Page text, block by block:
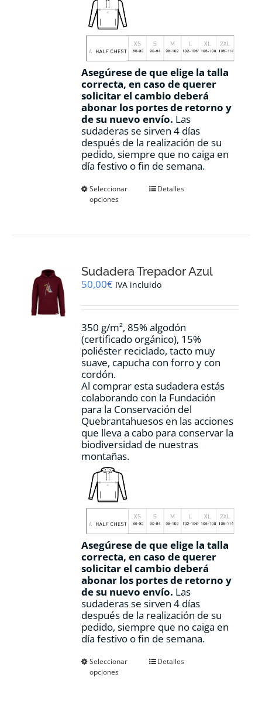
Asegúrese de que elige la talla
correcta, en caso de querer
solicitar el cambio deberá
abonar los portes de retorno y
de su nuevo envío. Las
sudaderas se sirven 4 días
después de la realización de su
pedido, siempre que no caiga en
día festivo o fin de semana.
Seleccionar
opciones
Este
se
pueden
en
página
de
producto
Detalles
Sudadera Trepador Azul
50,00€ IVA incluido
350 g/m², 85% algodón
(certificado orgánico), 15%
poliéster reciclado, tacto muy
suave, capucha con forro y con
cordón.
Al comprar esta sudadera estás
colaborando con la Fundación
para la Conservación del
Quebrantahuesos en las acciones
que lleva a cabo para conservar la
biodiversidad de nuestras
montañas.
Asegúrese de que elige la talla
correcta, en caso de querer
solicitar el cambio deberá
abonar los portes de retorno y
de su nuevo envío. Las
sudaderas se sirven 4 días
después de la realización de su
pedido, siempre que no caiga en
día festivo o fin de semana.
Seleccionar
opciones
EsteDetalles